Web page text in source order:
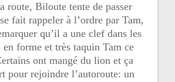
route, Biloute tente de passer
fait rappeler à l’ordre par Tam,
qu’il a une clef dans les
en forme et très taquin Tam ce
ont mangé du lion et ça
pour rejoindre l’autoroute: un